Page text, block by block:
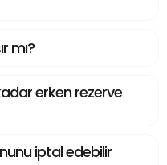
mı?
erken rezerve
iptal edebilir